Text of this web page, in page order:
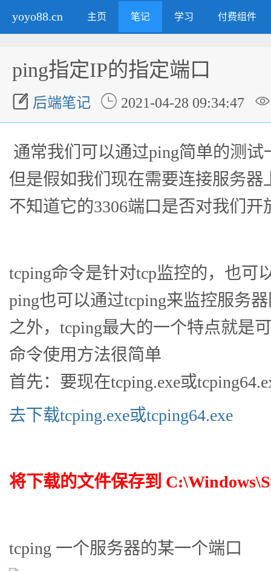
yoyo88.cn 主页 笔记 学习 付费组件
ping指定IP的指定端口
 后端笔记  2021-04-28 09:34:47 
通常我们可以通过ping简单的测
但是假如我们现在需要连接服务
不知道它的3306端口是否对我们开
tcping命令是针对tcp监控的，也可
ping也可以通过tcping来监控服务
之外，tcping最大的一个特点就是
命令使用方法很简单
首先：要现在tcping.exe或
去下载tcping.exe或tcping64.exe
将下载的文件保存到
tcping 一个服务器的某一个端口